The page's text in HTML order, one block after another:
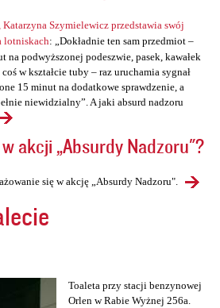
Szymielewicz przedstawia swój
lotniskach: „Dokładnie ten sam przedmiot –
na podwyższonej podeszwie, pasek, kawałek
w kształcie tuby – raz uruchamia sygnał
15 minut na dodatkowe sprawdzenie, a
niewidzialny”. A jaki absurd nadzoru
akcji „Absurdy Nadzoru"?
się w akcję „Absurdy Nadzoru".
Toaleta przy stacji benzynowej
Orlen w Rabie Wyżnej 256a.